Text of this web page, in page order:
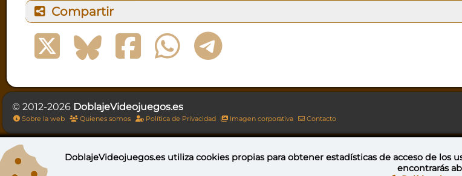
Compartir
© 2012-2026 DoblajeVideojuegos.es
Sobre la web Quienes somos Política de Privacidad Imagen corporativa Contacto
Esta obra está bajo una licencia de Creative Commons Reconocimiento-
DoblajeVideojuegos.es utilizacookies propiaspara obtener estadísticas de acceso de los
encontrarás